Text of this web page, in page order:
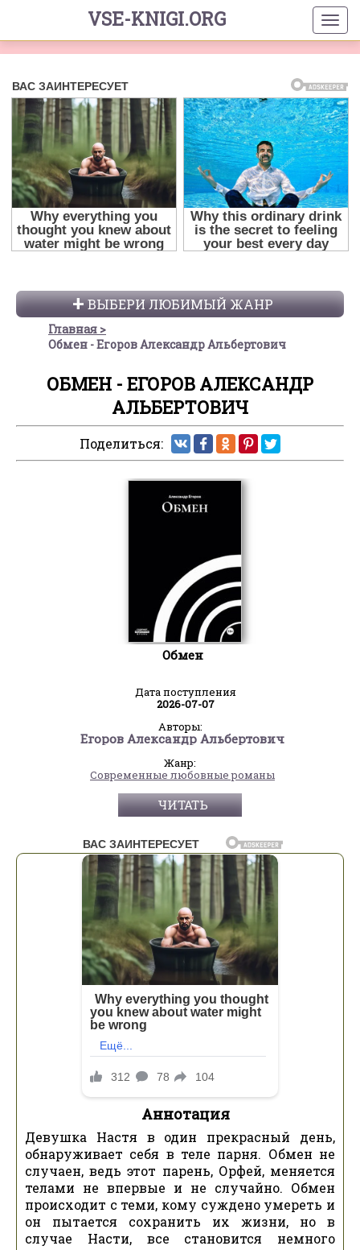
VSE-KNIGI.ORG
ВЫБЕРИ ЛЮБИМЫЙ ЖАНР
Главная
Обмен - Егоров Александр Альбертович
ОБМЕН - ЕГОРОВ АЛЕКСАНДР
АЛЬБЕРТОВИЧ
Поделиться:
Обмен
Дата поступления
2026-07-07
Авторы:
Егоров Александр Альбертович
Жанр:
Современные любовные романы
ЧИТАТЬ
Аннотация
Девушка Настя в один прекрасный день,
обнаруживает себя в теле парня. Обмен не
случаен, ведь этот парень, Орфей, меняется
телами не впервые и не случайно. Обмен
происходит с теми, кому суждено умереть и
он пытается сохранить их жизни, но в
случае Насти, все становится немного